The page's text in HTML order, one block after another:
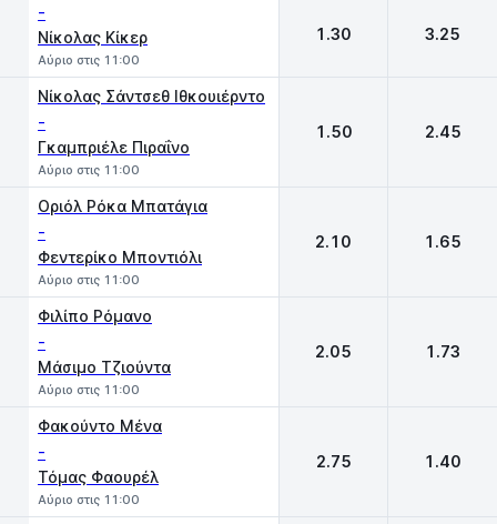
-
Νίκολας Κίκερ
Αύριο στις 11:00
1.30 3.25
Νίκολας Σάντσεθ Ιθκουιέρντο
-
Γκαμπριέλε Πιραΐνο
Αύριο στις 11:00
1.50 2.45
Οριόλ Ρόκα Μπατάγια
-
Φεντερίκο Μποντιόλι
Αύριο στις 11:00
2.10 1.65
Φιλίπο Ρόμανο
-
Μάσιμο Τζιούντα
Αύριο στις 11:00
2.05 1.73
Φακούντο Μένα
-
Τόμας Φαουρέλ
Αύριο στις 11:00
2.75 1.40